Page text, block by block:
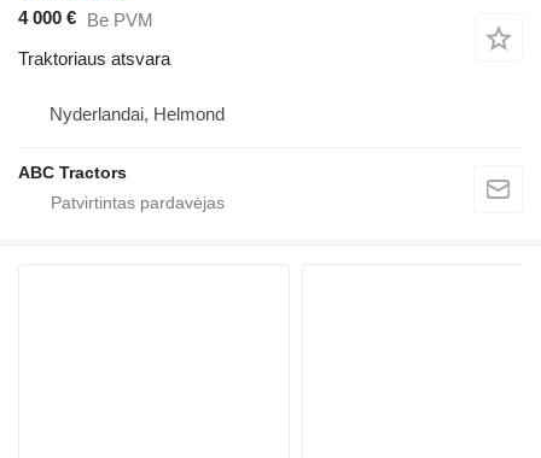
4 000 € Be PVM
Traktoriaus atsvara
Nyderlandai, Helmond
ABC Tractors